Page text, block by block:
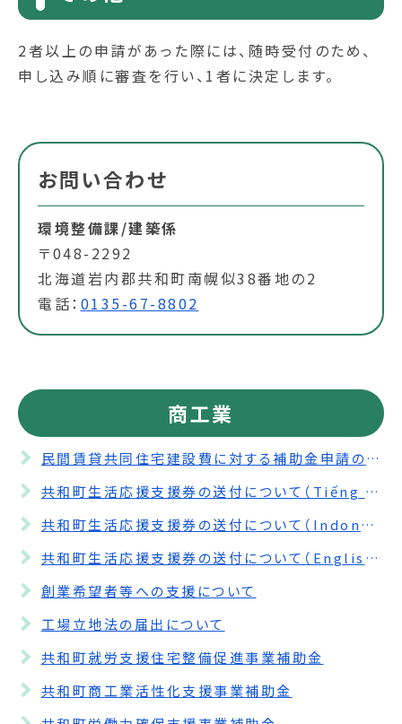
2者以上の申請があった際には、随時受付のため、
申し込み順に審査を行い、1者に決定します。
お問い合わせ
環境整備課/建築係
〒048-2292
北海道岩内郡共和町南幌似38番地の2
電話： 0135-67-8802
商工業
民間賃貸共同住宅建設費に対する補助金申請の受付期間を延長します。
共和町生活応援支援券の送付について（Tiếng Việt）
共和町生活応援支援券の送付について（Indonesia）
共和町生活応援支援券の送付について（English）
創業希望者等への支援について
工場立地法の届出について
共和町就労支援住宅整備促進事業補助金
共和町商工業活性化支援事業補助金